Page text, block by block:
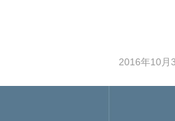
2016年10月